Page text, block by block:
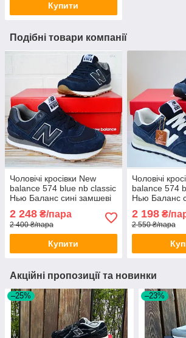
Купити
Подібні товари компанії
Чоловічі кросівки New
balance 574 blue nb classic
Нью Баланс сині замшеві
2 248 ₴/пара
2 400 ₴/пара
Купити
Чоловічі
balance 574
Нью Баланс
2 198₴/
2 550 ₴/пара
Акційні пропозиції та новинки
–25% –23%